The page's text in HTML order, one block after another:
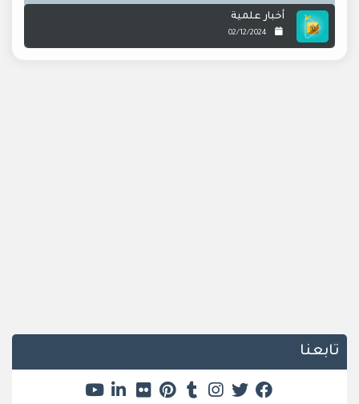
أخبار علمية
02/12/2024
تابعنا